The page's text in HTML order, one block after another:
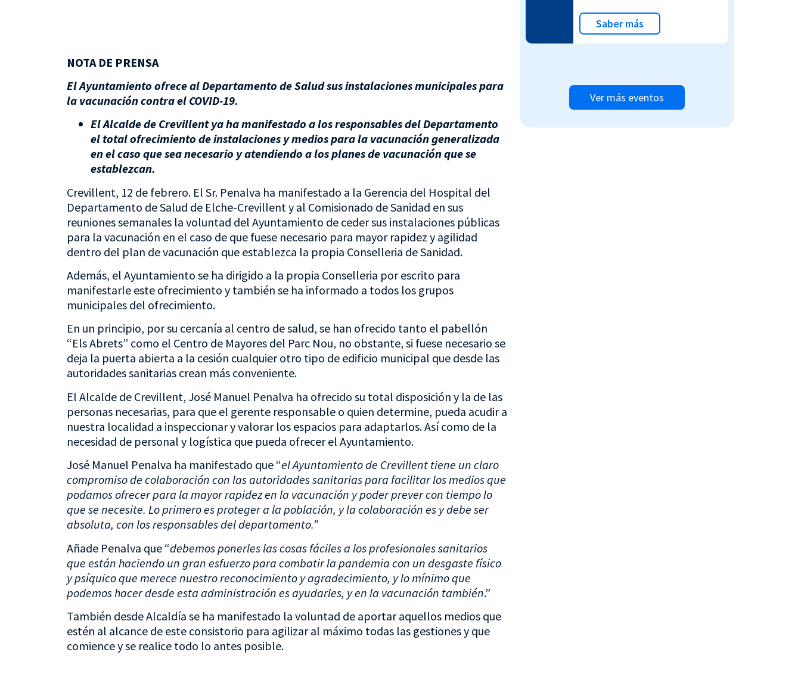
NOTA DE PRENSA
El Ayuntamiento ofrece al Departamento de Salud sus instalaciones municipales para
la vacunación contra el COVID-19.
El Alcalde de Crevillent ya ha manifestado a los responsables del Departamento
el total ofrecimiento de instalaciones y medios para la vacunación generalizada
en el caso que sea necesario y atendiendo a los planes de vacunación que se
establezcan.
Crevillent, 12 de febrero. El Sr. Penalva ha manifestado a la Gerencia del Hospital del
Departamento de Salud de Elche-Crevillent y al Comisionado de Sanidad en sus
reuniones semanales la voluntad del Ayuntamiento de ceder sus instalaciones públicas
para la vacunación en el caso de que fuese necesario para mayor rapidez y agilidad
dentro del plan de vacunación que establezca la propia Conselleria de Sanidad.
Además, el Ayuntamiento se ha dirigido a la propia Conselleria por escrito para
manifestarle este ofrecimiento y también se ha informado a todos los grupos
municipales del ofrecimiento.
En un principio, por su cercanía al centro de salud, se han ofrecido tanto el pabellón
“Els Abrets” como el Centro de Mayores del Parc Nou, no obstante, si fuese necesario se
deja la puerta abierta a la cesión cualquier otro tipo de edificio municipal que desde las
autoridades sanitarias crean más conveniente.
El Alcalde de Crevillent, José Manuel Penalva ha ofrecido su total disposición y la de las
personas necesarias, para que el gerente responsable o quien determine, pueda acudir a
nuestra localidad a inspeccionar y valorar los espacios para adaptarlos. Así como de la
necesidad de personal y logística que pueda ofrecer el Ayuntamiento.
José Manuel Penalva ha manifestado que “el Ayuntamiento de Crevillent tiene un claro
compromiso de colaboración con las autoridades sanitarias para facilitar los medios que
podamos ofrecer para la mayor rapidez en la vacunación y poder prever con tiempo lo
que se necesite. Lo primero es proteger a la población, y la colaboración es y debe ser
absoluta, con los responsables del departamento.”
Añade Penalva que “debemos ponerles las cosas fáciles a los profesionales sanitarios
que están haciendo un gran esfuerzo para combatir la pandemia con un desgaste físico
y psíquico que merece nuestro reconocimiento y agradecimiento, y lo mínimo que
podemos hacer desde esta administración es ayudarles, y en la vacunación también.”
También desde Alcaldía se ha manifestado la voluntad de aportar aquellos medios que
estén al alcance de este consistorio para agilizar al máximo todas las gestiones y que
comience y se realice todo lo antes posible.
Saber más
Ver más eventos